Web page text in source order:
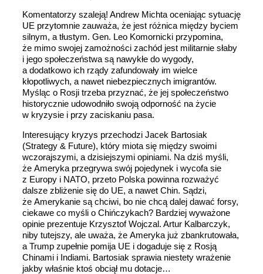
Komentatorzy szaleją! Andrew Michta oceniając sytuację
UE przytomnie zauważa, że jest różnica między byciem
silnym, a tłustym. Gen. Leo Komornicki przypomina,
że mimo swojej zamożności zachód jest militarnie słaby
i jego społeczeństwa są nawykłe do wygody,
a dodatkowo ich rządy zafundowały im wielce
kłopotliwych, a nawet niebezpiecznych imigrantów.
Myśląc o Rosji trzeba przyznać, że jej społeczeństwo
historycznie udowodniło swoją odporność na życie
w kryzysie i przy zaciskaniu pasa.
Interesujący kryzys przechodzi Jacek Bartosiak
(Strategy & Future), który miota się między swoimi
wczorajszymi, a dzisiejszymi opiniami. Na dziś myśli,
że Ameryka przegrywa swój pojedynek i wycofa sie
z Europy i NATO, przeto Polska powinna rozważyć
dalsze zbliżenie się do UE, a nawet Chin. Sądzi,
że Amerykanie są chciwi, bo nie chcą dalej dawać forsy,
ciekawe co myśli o Chińczykach? Bardziej wyważone
opinie prezentuje Krzysztof Wojczal. Artur Kalbarczyk,
niby tutejszy, ale uważa, że Ameryka już zbankrutowała,
a Trump zupełnie pomija UE i dogaduje się z Rosją
Chinami i Indiami. Bartosiak sprawia niestety wrażenie
jakby właśnie ktoś obciął mu dotacje…